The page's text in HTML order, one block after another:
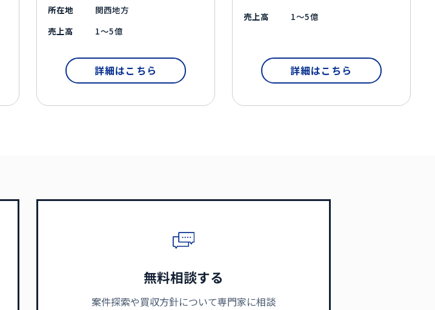
所在地
関西地方
売上高
1～5億
詳細はこちら
売上高
1～5億
詳細はこちら
無料相談する
案件探索や買収方針について専門家に相談